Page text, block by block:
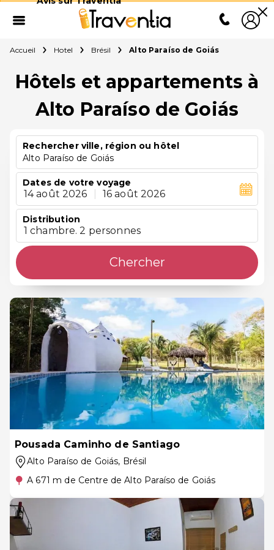
Accueil Hotel Brésil Alto Paraíso de Goiás
Hôtels et appartements à
Alto Paraíso de Goiás
Rechercher ville, région ou hôtel
Alto Paraíso de Goiás
Dates de votre voyage
14 août 2026 16 août 2026
Distribution
1 chambre. 2 personnes
Chercher
Pousada Caminho de Santiago
Alto Paraíso de Goiás, Brésil
A 671 m de Centre de Alto Paraíso de Goiás